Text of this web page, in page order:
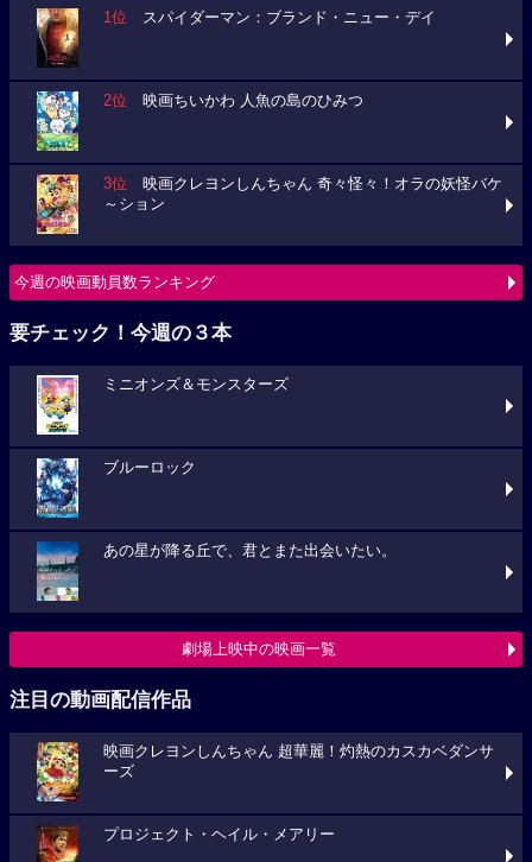
1位 スパイダーマン：ブランド・ニュー・デイ
2位 映画ちいかわ 人魚の島のひみつ
3位 映画クレヨンしんちゃん 奇々怪々！オラの妖怪バケ
～ション
今週の映画動員数ランキング
要チェック！今週の３本
ミニオンズ＆モンスターズ
ブルーロック
あの星が降る丘で、君とまた出会いたい。
劇場上映中の映画一覧
注目の動画配信作品
映画クレヨンしんちゃん 超華麗！灼熱のカスカベダンサ
ーズ
プロジェクト・ヘイル・メアリー